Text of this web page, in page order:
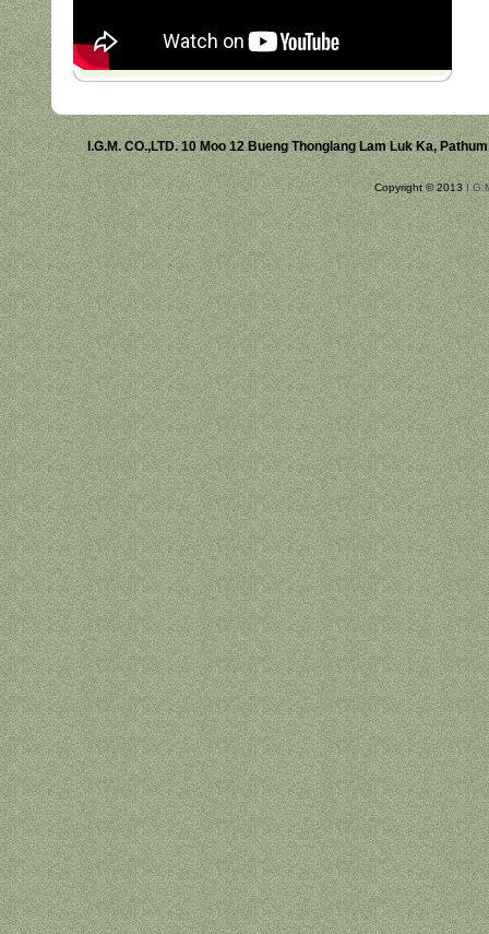
I.G.M. CO.,LTD. 10 Moo 12 Bueng Thonglang Lam Luk Ka,
Copyright © 2013